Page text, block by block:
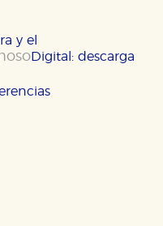
y el
Digital: descarga